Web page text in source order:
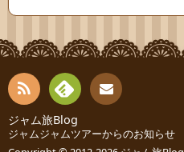
RSS
Fee
ジャム旅Blog
ジャムジャムツアーからのお知らせ